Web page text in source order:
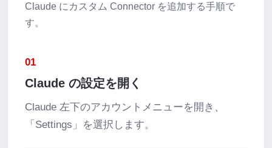
Claude にカスタム Connector を追加する手順で
す。
01
Claude の設定を開く
Claude 左下のアカウントメニューを開き、
「Settings」を選択します。